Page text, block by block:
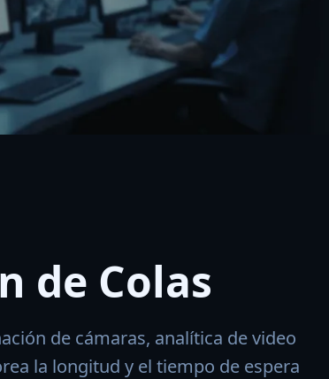
de Colas
de cámaras, analítica de video
la longitud y el tiempo de espera